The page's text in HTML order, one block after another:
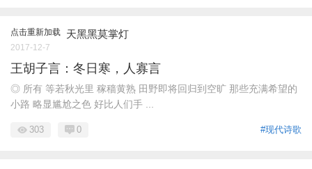
点击重新加载 天黑黑莫掌灯
2017-12-7
王胡子言：冬日寒，人寡言
◎ 所有 等若秋光里 稼穑黄熟 田野即将回归到空旷 那些充满希望的
小路 略显尴尬之色 好比人们手 ...
#现代诗歌
303 0